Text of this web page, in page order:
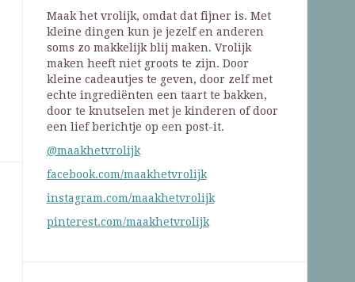
Maak het vrolijk, omdat dat fijner is. Met
kleine dingen kun je jezelf en anderen
soms zo makkelijk blij maken. Vrolijk
maken heeft niet groots te zijn. Door
kleine cadeautjes te geven, door zelf met
echte ingrediënten een taart te bakken,
door te knutselen met je kinderen of door
een lief berichtje op een post-it.
@maakhetvrolijk
facebook.com/maakhetvrolijk
instagram.com/maakhetvrolijk
pinterest.com/maakhetvrolijk